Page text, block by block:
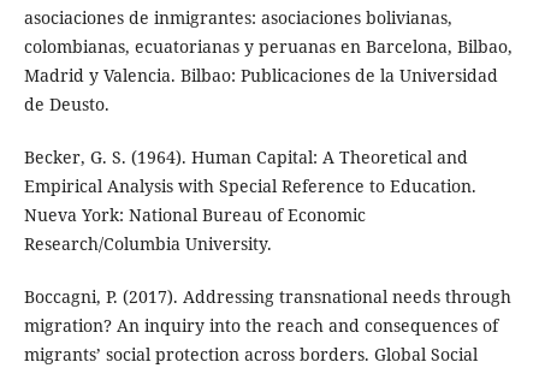
asociaciones de inmigrantes: asociaciones bolivianas,
colombianas, ecuatorianas y peruanas en Barcelona, Bilbao,
Madrid y Valencia. Bilbao: Publicaciones de la Universidad
de Deusto.
Becker, G. S. (1964). Human Capital: A Theoretical and
Empirical Analysis with Special Reference to Education.
Nueva York: National Bureau of Economic
Research/Columbia University.
Boccagni, P. (2017). Addressing transnational needs through
migration? An inquiry into the reach and consequences of
migrants’ social protection across borders. Global Social